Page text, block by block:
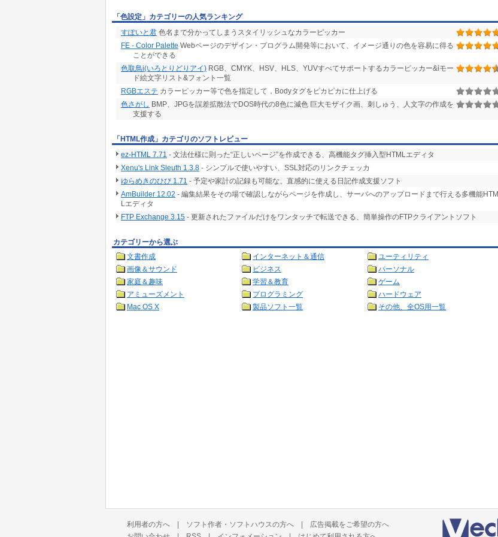
「色設定」カテゴリーの人気ランキング
すぽいと君 色名まで分かってしまうスタイリッシュなカラーピッカー
FE - Color Palette Webページのデザイン・プログラム開発等において、イメージ通りの色を容易に得る
ことができる
色取鳥i(いろとりどりアイ) RGB、CMYK、HSV、HLS、YUVすべてサポートするカラーピッカー&iモー
ド絵文字リスト&フォント一覧
RGBエステ カラーピッカー等で色を指定して，Bodyタグをピカピカに仕上げる
色さがし BMP、JPGを誤差拡散法でDOS時代の8色に減色 巨大モザイク画、刺しゅう、人文字の作成を
支援する
「HTML作成」カテゴリのソフトレビュー
ez-HTML 7.71 - 文法仕様に則った“正しいページ”を作成できる、高機能タグ挿入型HTMLエディタ
Xenu's Link Sleuth 1.3.8 - シンプルで使いやすい、SSL対応のリンクチェッカ
ゆらめきのひび 1.71 - 予定や家計の記録も可能な、直感的に使える日記作成支援ソフト
AmBuilder 12.02 - 編集結果をその場で確認しながらページを作成し、サーバへのアップロードまで行える多機能HTM
Lエディタ
FTP Exchange 3.15 - 更新されたファイルだけをワンタッチで転送できる、簡単操作のFTPクライアントソフト
カテゴリーから選ぶ
文書作成
インターネット＆通信
ユーティリティ
画像＆サウンド
ビジネス
パーソナル
家庭＆趣味
学習＆教育
ゲーム
アミューズメント
プログラミング
ハードウェア
Mac OS X
製品ソフト一覧 その他、全OS用一覧
利用者の方へ | ソフト作者・ソフトハウスの方へ | 広告掲載をご希望の方へ